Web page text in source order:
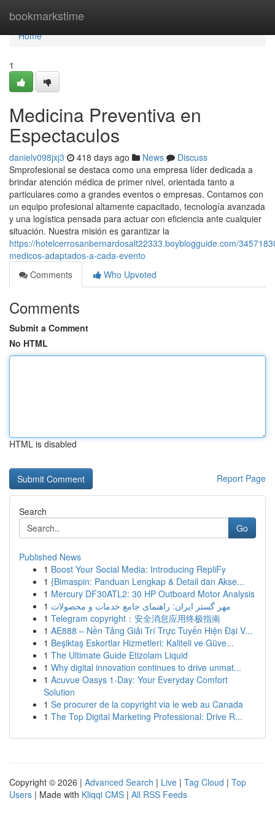
bookmarkstime
Home
Home
1
Medicina Preventiva en
Espectaculos
danielv098jxj3 418 days ago News
Discuss
Smprofesional se destaca como una empresa líder dedicada a
brindar atención médica de primer nivel, orientada tanto a
particulares como a grandes eventos o empresas. Contamos con
un equipo profesional altamente capacitado, tecnología avanzada
y una logística pensada para actuar con eficiencia ante cualquier
situación. Nuestra misión es garantizar la
https://hotelcerrosanbernardosalt22333.boyblogguide.com/
medicos-adaptados-a-cada-evento
Comments
Who Upvoted
Comments
Submit a Comment
No HTML
HTML is disabled
Report Page
Search
Go
Published News
1 Boost Your Social Media: Introducing RepliFy
1 {Bimaspin: Panduan Lengkap & Detail dan Akse...
1 Mercury DF30ATL2: 30 HP Outboard Motor Analysis
1 مهر گستر ایران: راهنمای جامع خدمات و محصولات
1 Telegram copyright：安全消息应用终极指南
1 AE888 – Nền Tảng Giải Trí Trực Tuyến Hiện Đại V...
1 Beşiktaş Eskortlar Hizmetleri: Kaliteli ve Güve...
1 The Ultimate Guide Etizolam Liquid
1 Why digital innovation continues to drive unmat...
1 Acuvue Oasys 1-Day: Your Everyday Comfort
Solution
1 Se procurer de la copyright via le web au Canada
1 The Top Digital Marketing Professional: Drive R...
Copyright © 2026 | Advanced Search | Live | Tag Cloud | Top
Users | Made with Kliqqi CMS | All RSS Feeds